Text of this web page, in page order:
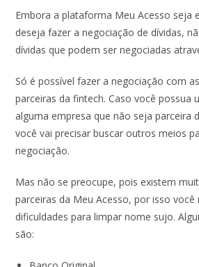
Embora a plataforma Meu Acesso seja
deseja fazer a negociação de dívidas,
dívidas que podem ser negociadas
Só é possível fazer a negociação com
parceiras da fintech. Caso você possua
alguma empresa que não seja parceira
você vai precisar buscar outros meios
negociação.
Mas não se preocupe, pois existem
parceiras da Meu Acesso, por isso você
dificuldades para limpar nome sujo.
são: